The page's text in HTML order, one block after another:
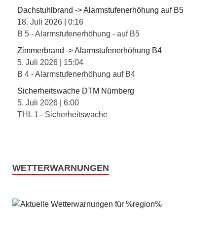
Dachstuhlbrand -> Alarmstufenerhöhung auf B5
18. Juli 2026
0:16
B 5 - Alarmstufenerhöhung - auf B5
Zimmerbrand -> Alarmstufenerhöhung B4
5. Juli 2026
15:04
B 4 - Alarmstufenerhöhung auf B4
Sicherheitswache DTM Nürnberg
5. Juli 2026
6:00
THL 1 - Sicherheitswache
WETTERWARNUNGEN